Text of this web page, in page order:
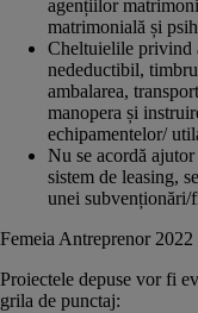
agențiilor
matrimonială și
Cheltuielile privind
nedeductibil,
ambalarea,
manopera și
echipamentelor/
Nu se acordă
sistem de leasing,
unei subvenționări/
Femeia Antreprenor
Proiectele depuse vor fi
grila de punctaj: